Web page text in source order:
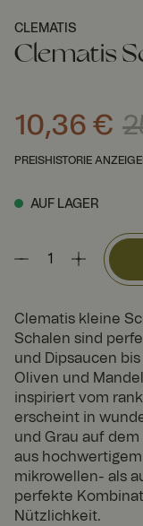
CLEMATIS
Clematis
Aktueller Preis
10,36 €
PREISHISTORIE
AUF LAGER
Clematis kleine
Schalen sind
und Dipsaucen
Oliven und
inspiriert vom
erscheint in
und Grau auf dem
aus
mikrowellen- als
perfekte
Nützlichkeit.